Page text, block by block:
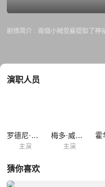
剧情简介 : 兩個小賊受雇提取了神
演职人员
罗德尼·罗兰德
主演
梅多·威廉姆斯
主演
猜你喜欢